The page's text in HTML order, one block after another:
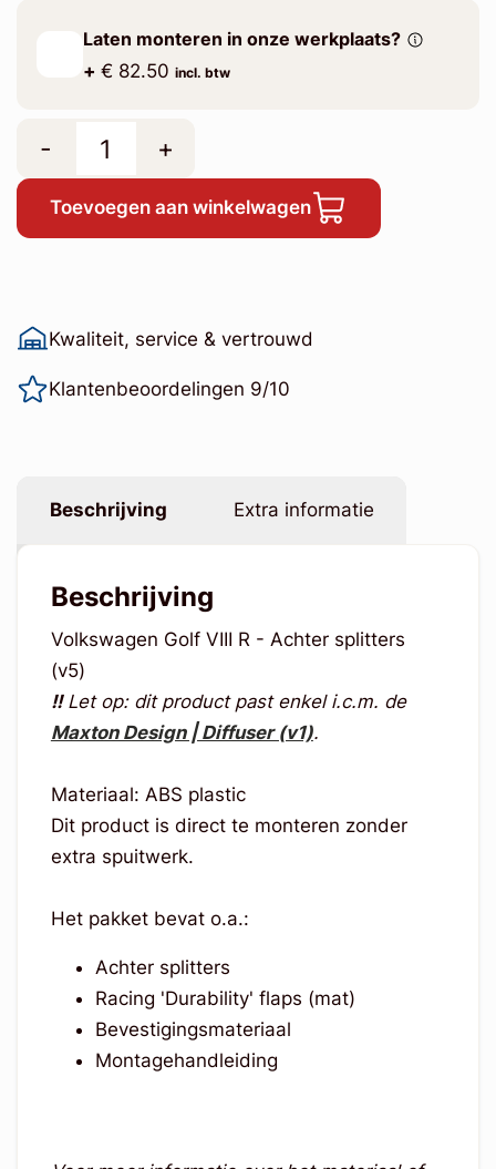
Laten monteren in onze werkplaats?
+ € 82.50 incl. btw
- +
Toevoegen aan winkelwagen
Kwaliteit, service & vertrouwd
Klantenbeoordelingen 9/10
Beschrijving Extra informatie
Beschrijving
Volkswagen Golf VIII R - Achter splitters
(v5)
!!Let op: dit product past enkel i.c.m. de
Maxton Design | Diffuser (v1).
Materiaal: ABS plastic
Dit product is direct te monteren zonder
extra spuitwerk.
Het pakket bevat o.a.:
Achter splitters
Racing 'Durability' flaps (mat)
Bevestigingsmateriaal
Montagehandleiding